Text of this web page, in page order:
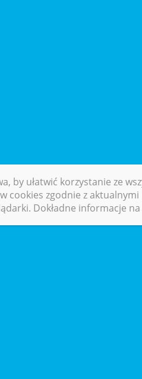
by ułatwić korzystanie ze
cookies zgodnie z
Dokładne informacje